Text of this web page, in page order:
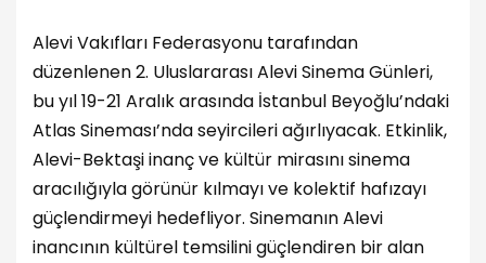
Alevi Vakıfları Federasyonu tarafından
düzenlenen 2. Uluslararası Alevi Sinema Günleri,
bu yıl 19-21 Aralık arasında İstanbul Beyoğlu’ndaki
Atlas Sineması’nda seyircileri ağırlıyacak. Etkinlik,
Alevi-Bektaşi inanç ve kültür mirasını sinema
aracılığıyla görünür kılmayı ve kolektif hafızayı
güçlendirmeyi hedefliyor. Sinemanın Alevi
inancının kültürel temsilini güçlendiren bir alan